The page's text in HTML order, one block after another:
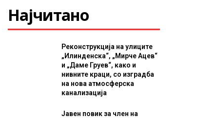
Најчитано
Реконструкција на улиците
„Илинденска“, „Мирче Ацев“
и „Даме Груев“, како и
нивните краци, со изградба
на нова атмосферска
канализација
Јавен повик за член на